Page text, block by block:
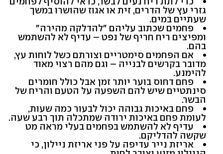
גזרי עץ של הדרים, זית או אגוז שהושרו במשך
שעתיים במים.
פחמים שכתוב עליהם "להדלקה מהירה"
ומפיצים ריח חריף של נפט – עדיף לא להשתמש
בהם.
אם הפחמים סימטריים וצורתם כשל לוחות עץ,
מדובר בקרשים לבנייה – וגם מהם רצוי מאוד
להימנע.
פחם דחוס בוער יותר זמן אבל כולל חומרים
סינתטיים שיש להם השפעה על הטעם והריח של
הבשר.
פחם באיכות גבוהה יכול לבעור כמה שעות,
לעומת פחם באיכות ירודה שמתכלה תוך רבע שעה.
עדיף לא להשתמש בפחמים בעלי מראה מט
שקשה להדליקם.
אריזת נייר עדיפה על פני אריזת ניילון, כי